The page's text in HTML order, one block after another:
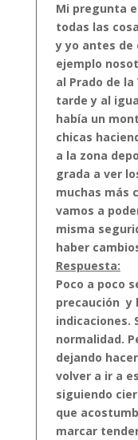
Mi pregunta
todas las
y yo antes de
ejemplo
al Prado de
tarde y al
había un
chicas
a la zona
grada a ver
muchas más
vamos a
misma
haber
Respuesta:
Poco a poco
precaución y
indicaciones.
normalidad.
dejando
volver a ir a
siguiendo
que
marcar